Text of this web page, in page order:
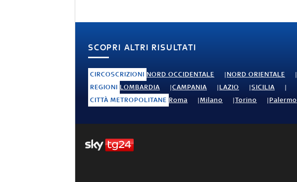
SCOPRI ALTRI RISULTATI
CIRCOSCRIZIONI NORD OCCIDENTALE NORD ORIENTALE
REGIONI LOMBARDIA CAMPANIA LAZIO
SICILIA
CITTÀ METROPOLITANE Roma Milano Torino Palermo